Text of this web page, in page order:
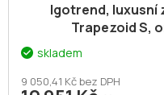
Igotrend, luxusní
Trapezoid S,
skladem
9 050,41 Kč bez DPH